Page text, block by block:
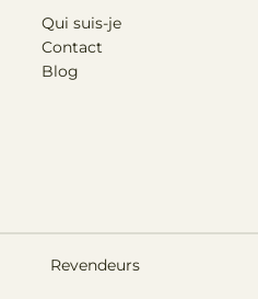
Revendeurs
Qui suis-je
Contact
Blog